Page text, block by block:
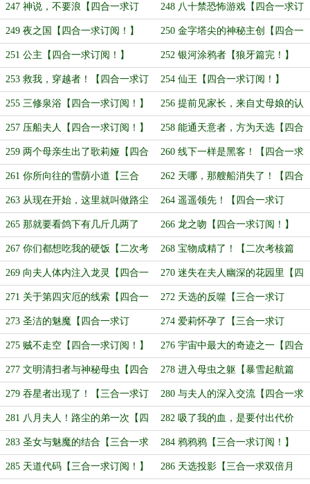
阅！】 合一求追读！】
247 神说，不要浪【四合一求订
阅！】
248 八十禁恐怖游戏【四合一求订
阅！】
249 夜之国【四合一求订阅！】 250 金字塔尖的神秘主创【四合一
求订阅！】
251 公主【四合一求订阅！】 252 银河涂鸦者【狼牙篇完！】
253 救我，穿越者！【四合一求订
阅！】
254 仙王【四合一求订阅！】
255 三修泉浴【四合一求订阅！】 256 提前见家长，来自丈母娘的认
可！【四合一求订阅！】
257 压船夫人【四合一求订阅！】 258 能通天意者，方为天选【四合
一求订阅！】
259 两个母亲生出了歌莉娅【四合
一求月票！】
260 线下一样是黑客！【四合一求
订阅！】
261 你所向往的雪荫小道【三合
一，月初求月票！】
262 天哪，那艘船消失了！【四合
一求月票！】
263 从现在开始，这里就叫做路尘
空域【四合一求订阅！】
264 遥遥领先！【四合一求订
阅！】
265 那就要看鸽下有几斤几两了
【四合一求订阅！】
266 龙之吻【四合一求订阅！】
267 你们都想吃我的硬饭【二次考
核篇完！】
268 宝物成精了！【二次考核篇
完！】
269 向夫人体内注入龙灵【四合一
求订阅！】
270 迷失在夫人幽深的花园里【四
合一求订阅！】
271 关于第四灾厄的线索【四合一
求订阅！】
272 天选的反噬【三合一求订
阅！】
273 圣洁的魅魔【四合一求订
阅！】
274 爱莉怀孕了【三合一求订
阅！】
275 贼不走空【四合一求订阅！】 276 宇宙中最大的奇迹之一【四合
一求订阅！】
277 文明清扫者与神秘母虫【四合
一求订阅！】
278 进入母虫之躯【暴雪起航篇
完！】
279 吞星者出现了！【三合一求订
阅！】
280 与夫人的深入交流【四合一求
订阅！】
281 八月夫人！路尘的弟一次【四
合一求订阅！】
282 吸了我的血，是要付出代价
的！【四合一求订阅！】
283 圣女与魅魔的结合【三合一求
订阅！】
284 鸦鸦鸦【三合一求订阅！】
285 天道代码【三合一求订阅！】 286 天选投影【三合一求双倍月